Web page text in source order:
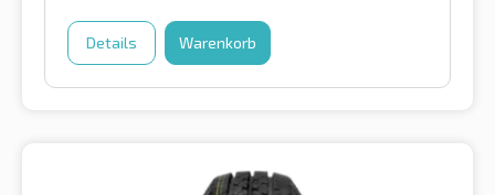
Details Warenkorb